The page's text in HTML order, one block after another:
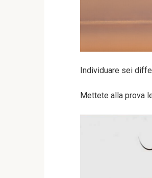
Individuare sei
Mettete alla prova